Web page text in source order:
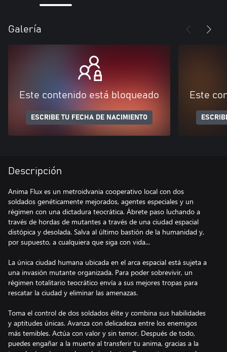
Galería
Este contenido está bloqueado
ESCRIBE TU FECHA DE NACIMIENTO
Este
Descripción
Anima Flux es un metroidvania cooperativo local con dos
soldados genéticamente mejorados, agentes especiales y un
régimen con una dictadura teocrática. Ábrete paso luchando a
través de hordas de mutantes a través de una ciudad espacial
distópica y desolada. Salva al último bastión de la humanidad y,
por supuesto, a cualquiera que siga con vida...
La única ciudad humana ubicada en el arca espacial está sujeta a
una invasión mutante organizada. Para poder sobrevivir, un
régimen totalitario teocrático envía a sus mejores tropas para
rescatar la ciudad y eliminar las amenazas.
Toma el control de dos soldados élite y combina sus habilidades
y aptitudes únicas. Avanza con delicadeza entre los enemigos
más temibles. Actúa con valor y sin temor. Después de todo,
puedes engañar a la muerte al transferir tu anima, gracias a la